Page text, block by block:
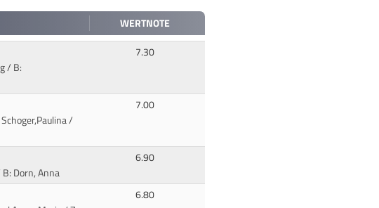
WERTNOTE
/ B:
7.30
/
7.00
Dorn, Anna
6.90
6.80